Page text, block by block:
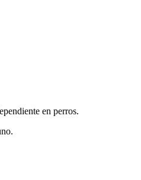
en perros.